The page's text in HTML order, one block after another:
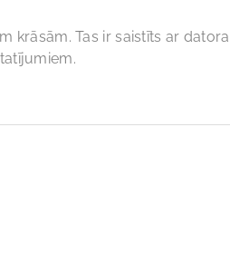
krāsām. Tas ir saistīts ar